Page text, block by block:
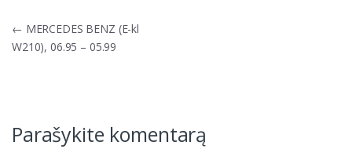
Navigacija
tarp
įrašų
← MERCEDES BENZ (E-kl
W210), 06.95 – 05.99
Parašykite komentarą